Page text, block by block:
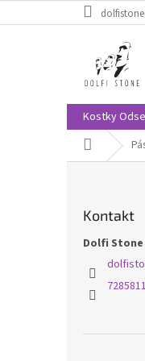
na
Kostky
Domů
Kontakt
Dolfi Stone